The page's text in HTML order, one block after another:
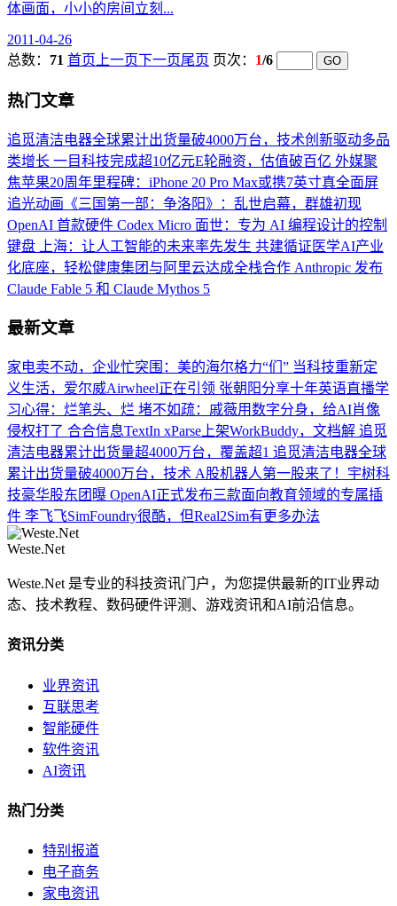
体画面，小小的房间立刻...
2011-04-26
总数： 71 首页 上一页下一页尾页 页次： 1/6
热门文章
追觅清洁电器全球累计出货量破4000万台，技术创新驱动多品
类增长 一目科技完成超10亿元E轮融资，估值破百亿 外媒聚
焦苹果20周年里程碑：iPhone 20 Pro Max或携7英寸真全面屏
追光动画《三国第一部：争洛阳》：乱世启幕，群雄初现
OpenAI 首款硬件 Codex Micro 面世：专为 AI 编程设计的控制
键盘
上海：让人工智能的未来率先发生 共建循证医学AI产业
化底座，轻松健康集团与阿里云达成全栈合作 Anthropic 发布
Claude Fable 5 和 Claude Mythos 5
最新文章
家电卖不动，企业忙突围：美的海尔格力“们” 当科技重新定
义生活，爱尔威Airwheel正在引领 张朝阳分享十年英语直播学
习心得：烂笔头、烂 堵不如疏：戚薇用数字分身，给AI肖像
侵权打了 合合信息TextIn xParse上架WorkBuddy，文档解 追觅
清洁电器累计出货量超4000万台，覆盖超1 追觅清洁电器全球
累计出货量破4000万台，技术 A股机器人第一股来了！宇树科
技豪华股东团曝 OpenAI正式发布三款面向教育领域的专属插
件 李飞飞SimFoundry很酷，但Real2Sim有更多办法
Weste.Net
Weste.Net 是专业的科技资讯门户，为您提供最新的IT业界动
态、技术教程、数码硬件评测、游戏资讯和AI前沿信息。
资讯分类
业界资讯
互联思考
智能硬件
软件资讯
AI资讯
热门分类
特别报道
电子商务
家电资讯